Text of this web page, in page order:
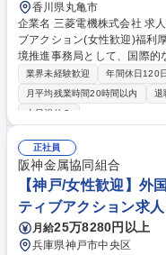
香川県丸亀市
企業名 三菱電機株式会社 求人名 【丸亀】工場の環境管理業務★ポジティ
ブアクション(女性歓迎)福利厚生充実 仕事の内容 同社が運
境推進事務局として、国際的
を行い、地球環境に配慮し
立案から実行までを一貫して担当します。 【具体
国際的な環境規格に対応した
行、海外の規制に合わせた
部門と連携したサプライヤー
ける環境事故を未然に防ぐた
推進します。 募集職種 【丸亀】工場の環境管理業務★ポジティブアクシ
ョン(女性歓迎)福利厚生充実
業界未経験歓迎 年間休日120
月平均残業時間20時間以内
退
土日祝休み
正社員
阪神金属協同組合
【神戸/女性歓迎】外
ティブアクション求
月給25万8280円以上
兵庫県神戸市中央区